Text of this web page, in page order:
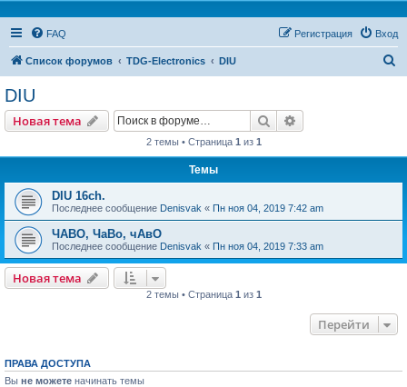
FAQ Вход
Регистрация
Список форумов TDG-Electronics DIU
DIU
Новая тема Поиск
2 темы • Страница 1 из 1
Темы
DIU 16ch.
Последнее сообщение Denisvak « Пн ноя 04, 2019 7:42 am
ЧАВО, ЧаВо, чАвО
Последнее сообщение Denisvak « Пн ноя 04, 2019 7:33 am
Новая тема
2 темы • Страница 1 из 1
Перейти
ПРАВА ДОСТУПА
Вы не можете начинать темы